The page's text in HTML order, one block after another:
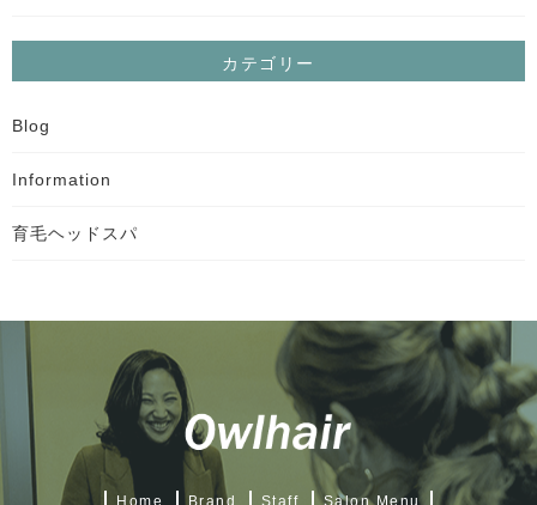
カテゴリー
Blog
Information
育毛ヘッドスパ
Home Brand Staff Salon Menu